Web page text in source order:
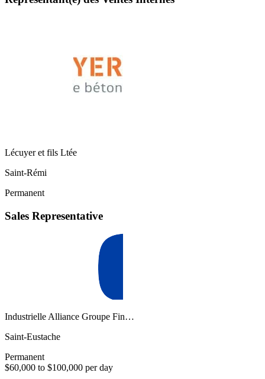
Lécuyer et fils Ltée
Saint-Rémi
Permanent
Sales Representative
Industrielle Alliance Groupe Fin…
Saint-Eustache
Permanent
$60,000 to $100,000 per day